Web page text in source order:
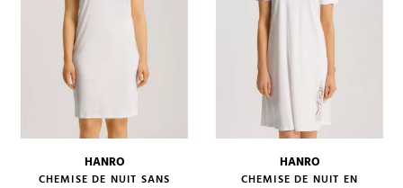
HANRO
CHEMISE DE NUIT SANS
HANRO
CHEMISE DE NUIT EN